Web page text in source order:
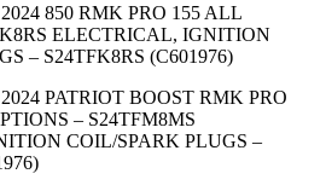
850 RMK PRO 155 ALL
ELECTRICAL, IGNITION
– S24TFK8RS (C601976)
PATRIOT BOOST RMK PRO
– S24TFM8MS
COIL/SPARK PLUGS –